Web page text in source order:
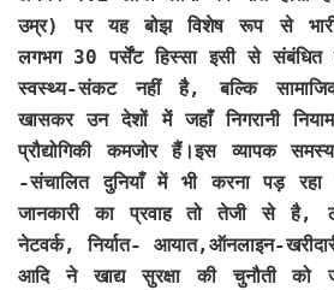
उम्र) पर यह बोझ विशेष रूप से
लगभग 30 पर्सेंट हिस्सा इसी से
स्वस्थ्य-संकट नहीं है, बल्कि
खासकर उन देशों में जहाँ निगरानी
प्रौद्योगिकी कमजोर हैं।इस व्यापक
-संचालित दुनियाँ में भी करना पड़
जानकारी का प्रवाह तो तेजी से है,
नेटवर्क, निर्यात- आयात,ऑनलाइन-
आदि ने खाद्य सुरक्षा की चुनौती को